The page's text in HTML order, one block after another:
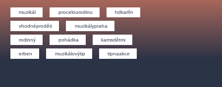
muzikál procelourodinu hdkarlín
vhodnéproděti muzikálypraha
rodinný pohádka kamsdětmi
erben muzikálovýtip tipnaakce
Ostatní hledají
muzikálypraha
Nejnavštěvovanější